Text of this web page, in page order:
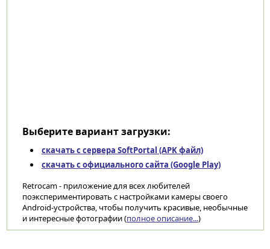
Выберите вариант загрузки:
скачать с сервера SoftPortal (APK файл)
скачать с официального сайта (Google Play)
Retrocam - приложение для всех любителей
поэкспериментировать с настройками камеры своего
Android-устройства, чтобы получить красивые, необычные
и интересные фотографии (полное описание...)